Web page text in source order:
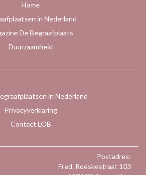
Home
in Nederland
De Begraafplaats
Duurzaamheid
in Nederland
Privacyverklaring
Contact LOB
Postadres:
Fred. Roeskestraat 103